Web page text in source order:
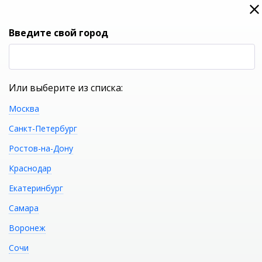
0
Душевая кабина
Loranto CS-009
Введите свой город
Или выберите из списка:
Москва
Санкт-Петербург
Ростов-на-Дону
Краснодар
Екатеринбург
Самара
Воронеж
Сочи